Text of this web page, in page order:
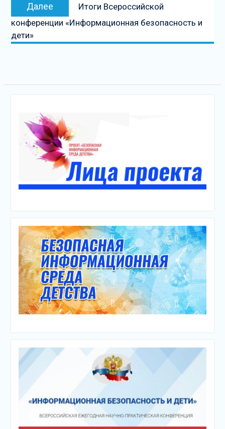
Далее
запись
Итоги Всероссийской
конференции «Информационная безопасность и
дети»